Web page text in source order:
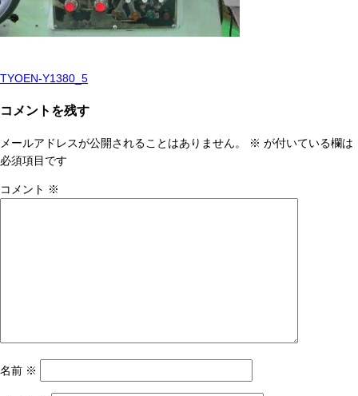
投
稿
ナ
ビ
ゲ
TYOEN-Y1380_5
コメントを残す
メールアドレスが公開されることはありません。 ※ が付いている欄は
必須項目です
コメント ※
名前 ※